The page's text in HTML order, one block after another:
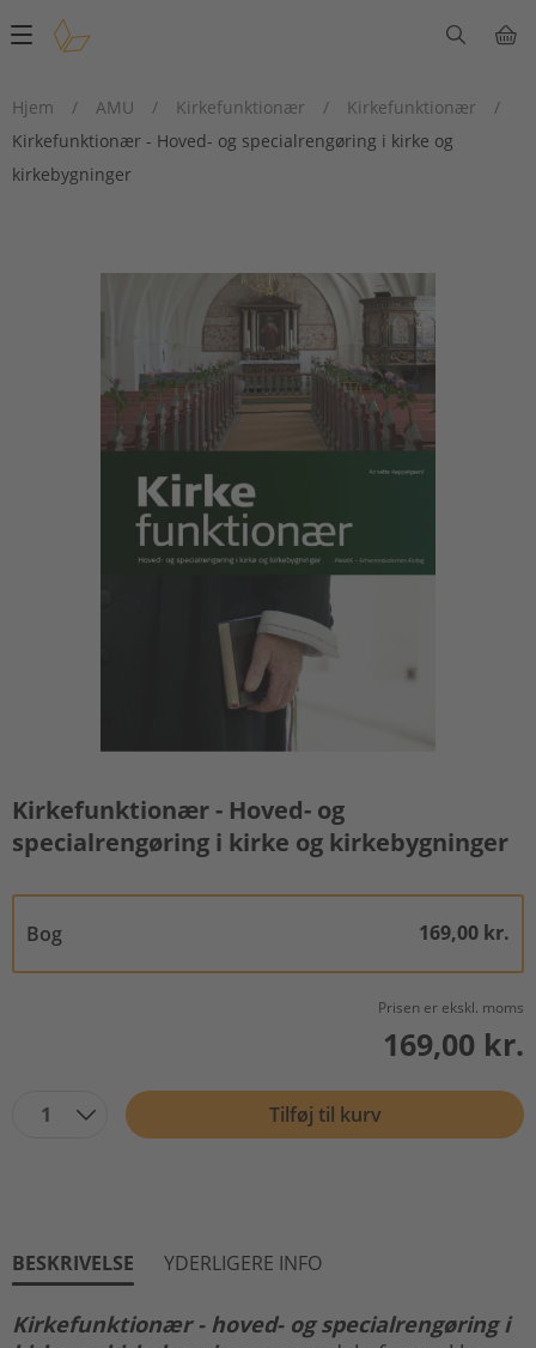
Main
Hjem
/ AMU / Kirkefunktionær / Kirkefunktionær
/
Kirkefunktionær - Hoved- og specialrengøring i kirke og
kirkebygninger
Kirkefunktionær - Hoved- og
specialrengøring i kirke og kirkebygninger
Bog 169,00 kr.
Prisen er ekskl. moms
169,00 kr.
1 Tilføj til kurv
BESKRIVELSE YDERLIGERE INFO
Kirkefunktionær - hoved- og specialrengøring i